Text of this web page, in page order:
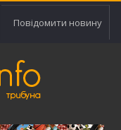
Повідомити новину